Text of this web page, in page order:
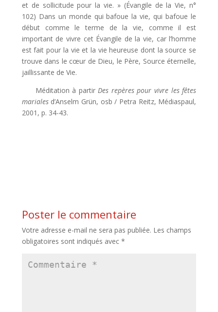
et de sollicitude pour la vie. » (Évangile de la Vie, n°
102) Dans un monde qui bafoue la vie, qui bafoue le
début comme le terme de la vie, comme il est
important de vivre cet Évangile de la vie, car l’homme
est fait pour la vie et la vie heureuse dont la source se
trouve dans le cœur de Dieu, le Père, Source éternelle,
jaillissante de Vie.
Méditation à partirDes repères pour vivre les fêtes
marialesd’Anselm Grün, osb / Petra Reitz, Médiaspaul,
2001, p. 34-43.
Poster le commentaire
Votre adresse e-mail ne sera pas publiée. Les champs
obligatoires sont indiqués avec *